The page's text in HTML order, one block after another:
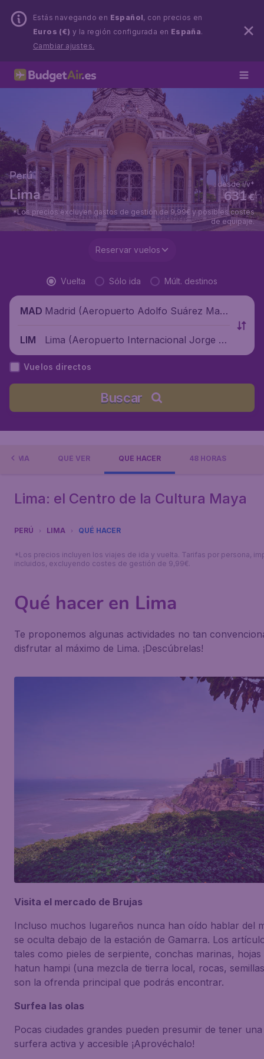
Estás navegando en Español, con precios en
Euros (€) y la región configurada en España.
Cambiar ajustes.
Perú
Lima €
631
desde i/v*
*Los precios excluyen gastos de gestión de 9,99€ y posibles costes
de equipaje.
Reservar vuelos
Vuelta Sólo ida Múlt. destinos
MAD Madrid (Aeropuerto Adolfo Suárez Madr
LIM
Lima (Aeropuerto Internacional Jorge C
hávez), Perú
Vuelos directos
Buscar
A LIMA QUÉ VER QUÉ HACER 48 HORAS
Lima: el Centro de la Cultura Maya
PERÚ LIMA QUÉ HACER
*Los precios incluyen los viajes de ida y vuelta. Tarifas por persona,
incluidos, excluyendo costes de gestión de 9,99€.
Qué hacer en Lima
Te proponemos algunas actividades no tan
disfrutar al máximo de Lima. ¡Descúbrelas!
Visita el mercado de Brujas
Incluso muchos lugareños nunca han oído hablar del
se oculta debajo de la estación de Gamarra. Los
tales como pieles de serpiente, conchas marinas,
hatun hampi (una mezcla de tierra local, rocas,
son la ofrenda principal que podrás encontrar.
Surfea las olas
Pocas ciudades grandes pueden presumir de tener
surfera activa y accesible ¡Aprovéchalo!